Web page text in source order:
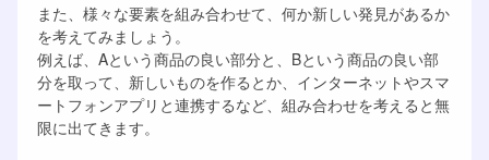
また、様々な要素を組み合わせて、何か新しい発見があるか
を考えてみましょう。
例えば、Aという商品の良い部分と、Bという商品の良い部
分を取って、新しいものを作るとか、インターネットやスマ
ートフォンアプリと連携するなど、組み合わせを考えると無
限に出てきます。